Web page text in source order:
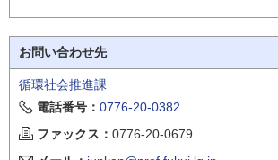
お問い合わせ先
循環社会推進課
電話番号： 0776-20-0382
ファックス： 0776-20-0679